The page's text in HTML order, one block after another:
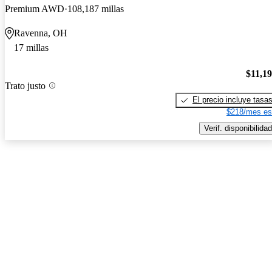
Premium AWD 108,187 millas
Ravenna, OH
17 millas
Trato justo
El precio incluye tasas
$218/mes
Verif. disponibilidad